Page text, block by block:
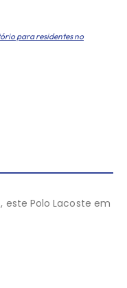
para residentes no
este Polo Lacoste em